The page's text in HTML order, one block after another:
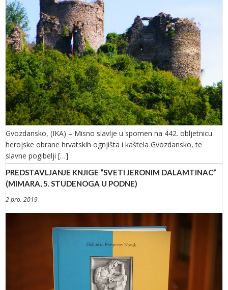
Gvozdansko, (IKA) – Misno slavlje u spomen na 442. obljetnicu
herojske obrane hrvatskih ognjišta i kaštela Gvozdansko, te
slavne pogibelji […]
PREDSTAVLJANJE KNJIGE “SVETI JERONIM DALAMTINAC”
(MIMARA, 5. STUDENOGA U PODNE)
2 pro. 2019